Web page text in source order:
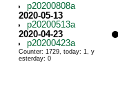
p20200808a
2020-05-13
p20200513a
2020-04-23
p20200423a
Counter: 1729, today: 1, y
esterday: 0